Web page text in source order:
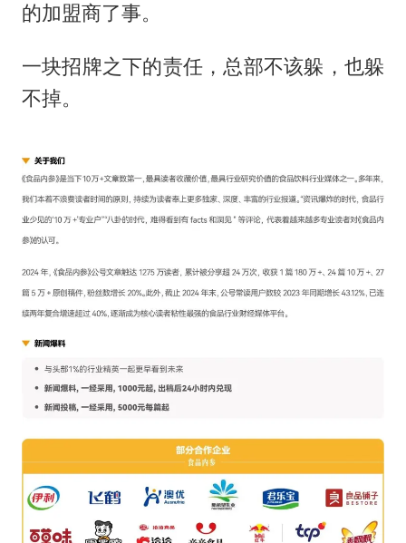
的加盟商了事。
一块招牌之下的责任，总部不该躲，也躲
不掉。